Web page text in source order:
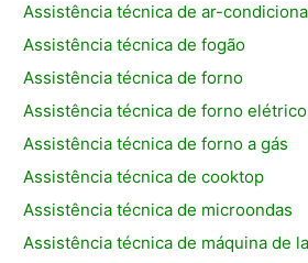
Assistência técnica de ar-
Assistência técnica de fogão
Assistência técnica de forno
Assistência técnica de forno elétrico
Assistência técnica de forno a gás
Assistência técnica de cooktop
Assistência técnica de microondas
Assistência técnica de máquina de